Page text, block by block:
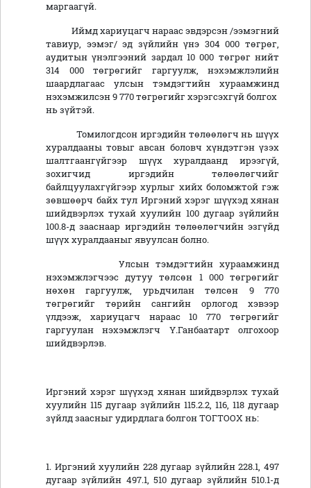
маргаагүй.
Иймд хариуцагч нараас эвдэрсэн /ээмэгний
тавиур, ээмэг/ эд зүйлийн үнэ 304 000 төгрөг,
аудитын үнэлгээний зардал 10 000 төгрөг нийт
314 000 төгрөгийг гаргуулж, нэхэмжлэлийн
шаардлагаас улсын тэмдэгтийн хураамжинд
нэхэмжилсэн 9 770 төгрөгийг хэрэгсэхгүй болгох
нь зүйтэй.
Томилогдсон иргэдийн төлөөлөгч нь шүүх
хуралдааны товыг авсан боловч хүндэтгэн үзэх
шалтгаангүйгээр шүүх хуралдаанд ирээгүй,
зохигчид иргэдийн төлөөлөгчийг
байлцуулахгүйгээр хурлыг хийх боломжтой гэж
зөвшөөрч байх тул Иргэний хэрэг шүүхэд хянан
шийдвэрлэх тухай хуулийн 100 дугаар зүйлийн
100.8-д зааснаар иргэдийн төлөөлөгчийн эзгүйд
шүүх хуралдааныг явуулсан болно.
Улсын тэмдэгтийн хураамжинд
нэхэмжлэгчээс дутуу төлсөн 1 000 төгрөгийг
нөхөн гаргуулж, урьдчилан төлсөн 9 770
төгрөгийг төрийн сангийн орлогод хэвээр
үлдээж, хариуцагч нараас 10 770 төгрөгийг
гаргуулан нэхэмжлэгч Ү.Ганбаатарт олгохоор
шийдвэрлэв.
Иргэний хэрэг шүүхэд хянан шийдвэрлэх тухай
хуулийн 115 дугаар зүйлийн 115.2.2, 116, 118 дугаар
зүйлд заасныг удирдлага болгон ТОГТООХ нь:
1. Иргэний хуулийн 228 дугаар зүйлийн 228.1, 497
дугаар зүйлийн 497.1, 510 дугаар зүйлийн 510.1-д